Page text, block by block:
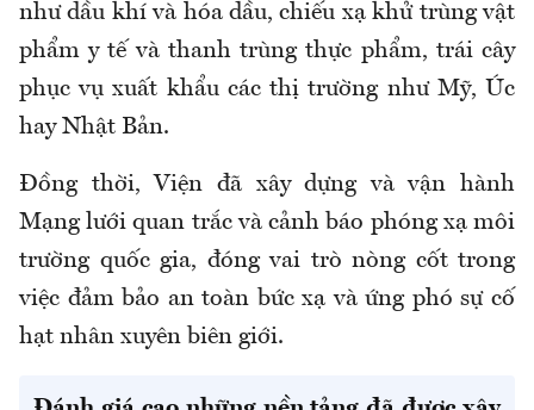
như dầu khí và hóa dầu, chiếu xạ khử trùng vật
phẩm y tế và thanh trùng thực phẩm, trái cây
phục vụ xuất khẩu các thị trường như Mỹ, Úc
hay Nhật Bản.
Đồng thời, Viện đã xây dựng và vận hành
Mạng lưới quan trắc và cảnh báo phóng xạ môi
trường quốc gia, đóng vai trò nòng cốt trong
việc đảm bảo an toàn bức xạ và ứng phó sự cố
hạt nhân xuyên biên giới.